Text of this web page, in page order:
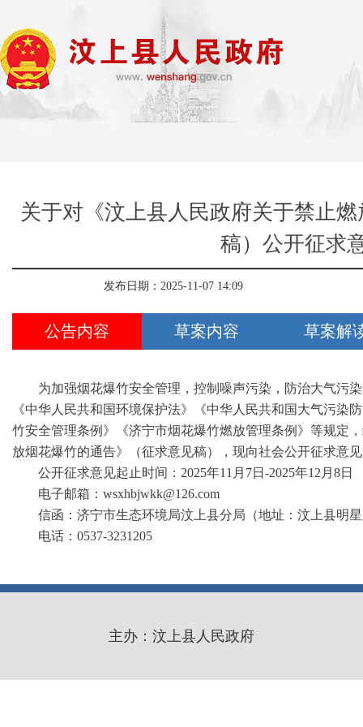
关于对《汶上县人民政府关于禁止
稿）公开征求
发布日期：2025-11-07 14:09
公告内容 草案内容 草案解
为加强烟花爆竹安全管理，控制噪声污染，防治大气污
《中华人民共和国环境保护法》《中华人民共和国大气污染
竹安全管理条例》《济宁市烟花爆竹燃放管理条例》等规定
放烟花爆竹的通告》（征求意见稿），现向社会公开征求意
公开征求意见起止时间：2025年11月7日-2025年12月8日
电子邮箱：wsxhbjwkk@126.com
信函：济宁市生态环境局汶上县分局（地址：汶上县明
电话：0537-3231205
主办：汶上县人民政府